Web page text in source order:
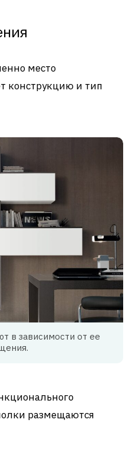
место
конструкцию и тип
в зависимости от ее
размещаются